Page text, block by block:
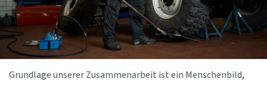
Grundlage unserer Zusammenarbeit ist ein Menschenbild,